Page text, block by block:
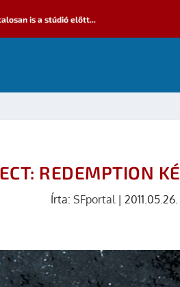
is a stúdió előtt...
REDEMPTION
Írta: SFportal| 2011.05.26.